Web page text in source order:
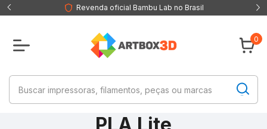
Revenda oficial Bambu Lab no Brasil
0